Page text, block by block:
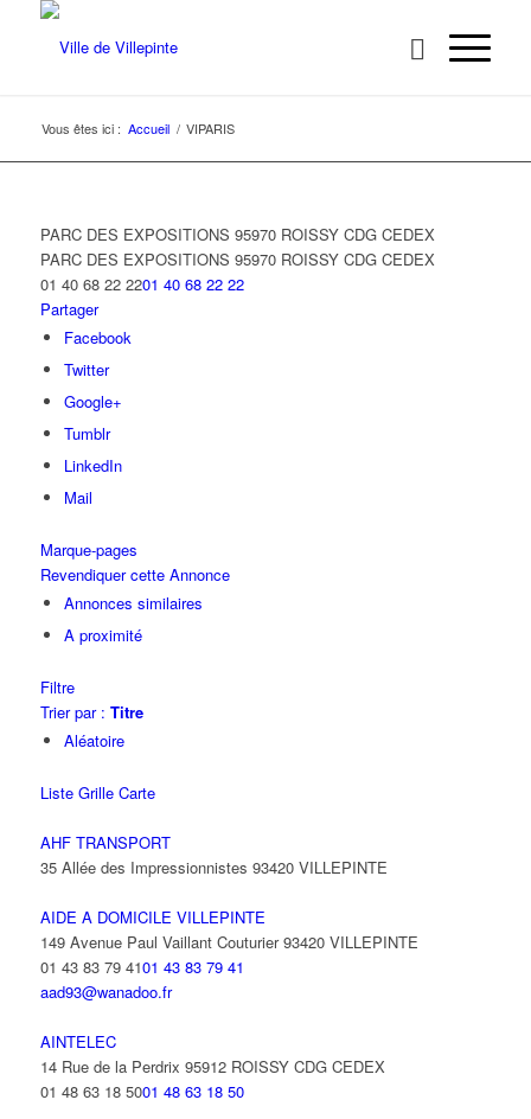
Vous êtes ici : Accueil / VIPARIS
PARC DES EXPOSITIONS 95970 ROISSY CDG CEDEX
PARC DES EXPOSITIONS 95970 ROISSY CDG CEDEX
01 40 68 22 2201 40 68 22 22
Partager
Facebook
Twitter
Google+
Tumblr
LinkedIn
Mail
Marque-pages
Revendiquer cette Annonce
Annonces similaires
A proximité
Filtre
Trier par : Titre
Aléatoire
Liste Grille Carte
AHF TRANSPORT
35 Allée des Impressionnistes 93420 VILLEPINTE
AIDE A DOMICILE VILLEPINTE
149 Avenue Paul Vaillant Couturier 93420 VILLEPINTE
01 43 83 79 4101 43 83 79 41
aad93@wanadoo.fr
AINTELEC
14 Rue de la Perdrix 95912 ROISSY CDG CEDEX
01 48 63 18 5001 48 63 18 50